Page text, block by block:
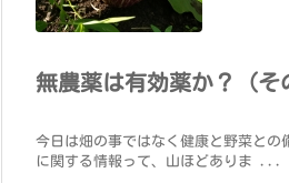
無農薬は有効薬か？（そ
今日は畑の事ではなく健康と野菜との
に関する情報って、山ほどありま ...